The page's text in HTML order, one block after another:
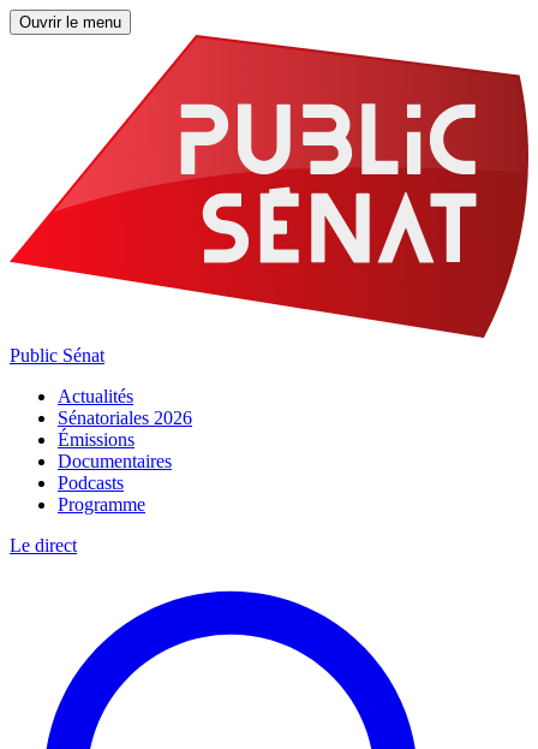
Ouvrir le menu
Public Sénat
Actualités
Sénatoriales 2026
Émissions
Documentaires
Podcasts
Programme
Le direct